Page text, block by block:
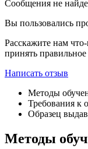
Сообщения не
Вы пользовались
Расскажите нам
принять
Написать отзыв
Методы
Требования к
Образец
Методы